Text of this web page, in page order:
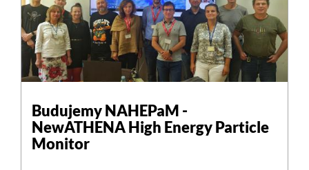
Budujemy NAHEPaM -
NewATHENA High Energy Particle
Monitor